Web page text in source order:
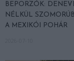
BEPORZÓK:
NÉLKÜL
A MEXIKÓI POHÁR